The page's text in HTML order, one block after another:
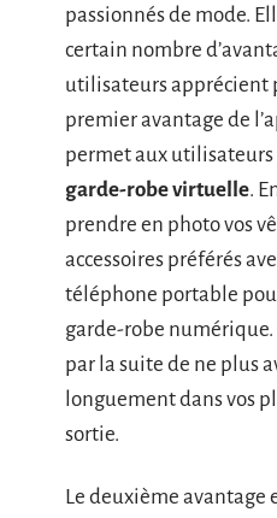
passionnés de mode.
certain nombre
utilisateurs apprécient
premier avantage de
permet aux utilisateurs
garde-robe virtuelle.
prendre en photo vos
accessoires préférés
téléphone portable
garde-robe
par la suite de ne plus
longuement dans vos
sortie.
Le deuxième avantage